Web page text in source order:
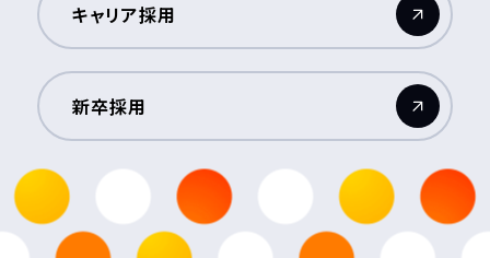
キャリア採用
（新しいウィンドウが開きます）
新卒採用
（新しいウィンドウが開きます）